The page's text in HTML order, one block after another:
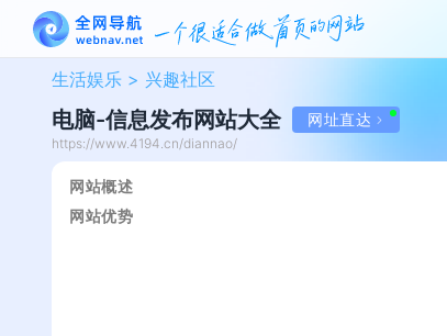
生活娱乐 > 兴趣社区
电脑-信息发布网站大全 网址直达
https://www.4194.cn/diannao/
网站概述
网站优势